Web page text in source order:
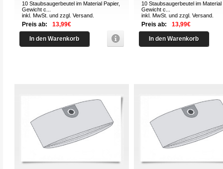
10 Staubsaugerbeutel im Material Papier,
Gewicht c...
inkl. MwSt. und zzgl.Versand
Preis ab: 13,99€
In den Warenkorb
10 Staubsaugerbeutel im Material
Gewicht c...
inkl. MwSt. und zzgl.Versand
Preis ab: 13,99€
In den Warenkorb